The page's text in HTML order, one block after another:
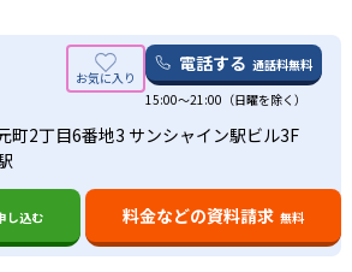
理学やコーチングについて学んだ講師
もを褒めて伸ばす方針だ。成績が低迷
の自信を失っている生徒も受講でき
最大1:6形式で価格を抑える
ロ講師による個別指導を提供しながら
中学生
学習管理が必要な子ども向け
業の冒頭で確認テストを実施する。前
されるため、授業内容の定着度を確
ストで不合格の場合は、授業の延長や
ュラムの変更などでフォローする。塾
、家庭での復習にも力を入れやすい環
。面談時に希望する最大延長時間を伝
間への配慮も受けられる。
期テスト対策も充実している。テスト
ない曜日や土日などを利用して、復習や
を完全無料で行う。自宅学習がはかど
を塾で完成させたかったりする場合
なデメリットがある？
1名に対して生徒が最大6名同時に受講
実績を公式サイトで公開している。合
菊里高校 -
電話する 通話料無料
15:00～21:00（日曜を除く）
町2丁目6番地3 サンシャイン駅ビル3F
し込む 料金などの資料請求 無料